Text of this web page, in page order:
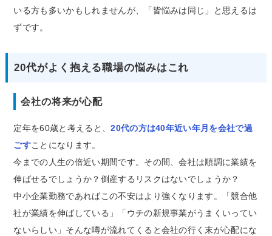
いる方も多いかもしれませんが、「皆悩みは同じ」と思えるは
ずです。
20代がよく抱える職場の悩みはこれ
会社の将来が心配
定年を60歳と考えると、20代の方は40年近い年月を会社で過
ごすことになります。
今までの人生の倍近い期間です。その間、会社は順調に業績を
伸ばせるでしょうか？倒産するリスクはないでしょうか？
中小企業勤務であればこの不安はより強くなります。「競合他
社が業績を伸ばしている」「ウチの新規事業がうまくいってい
ないらしい」そんな噂が流れてくると会社の行く末が心配にな